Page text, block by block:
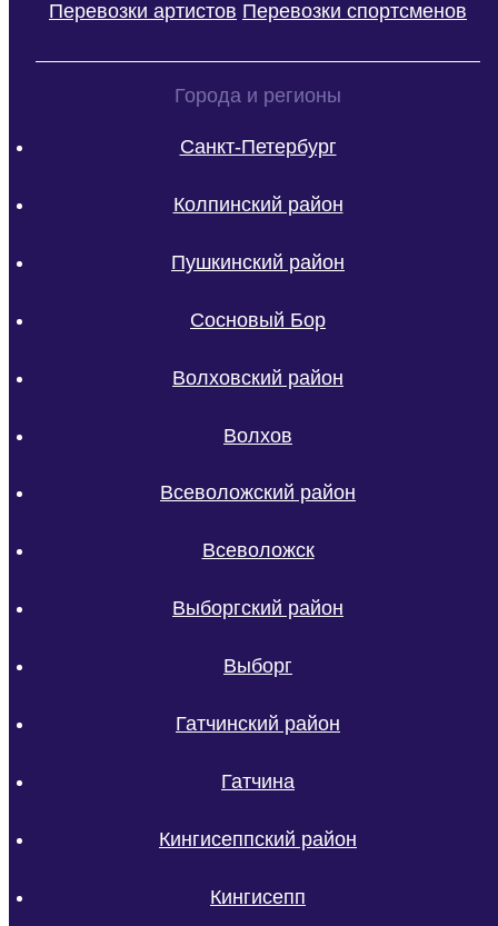
Перевозки артистов Перевозки спортсменов
Города и регионы
Санкт-Петербург
Колпинский район
Пушкинский район
Сосновый Бор
Волховский район
Волхов
Всеволожский район
Всеволожск
Выборгский район
Выборг
Гатчинский район
Гатчина
Кингисеппский район
Кингисепп